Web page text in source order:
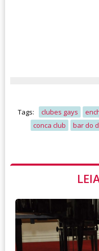
Tags: clubes gays
conca club
bar do